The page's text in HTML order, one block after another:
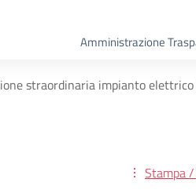
Amministrazione
straordinaria impianto
Stampa /